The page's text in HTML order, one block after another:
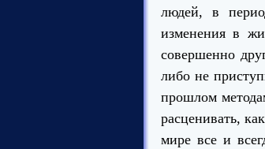
людей, в
изменения в
совершенно
либо не
прошлом
расценивать,
мире все и